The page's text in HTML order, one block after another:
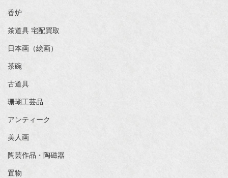
香炉
茶道具 宅配買取
日本画（絵画）
茶碗
古道具
珊瑚工芸品
アンティーク
美人画
陶芸作品・陶磁器
置物